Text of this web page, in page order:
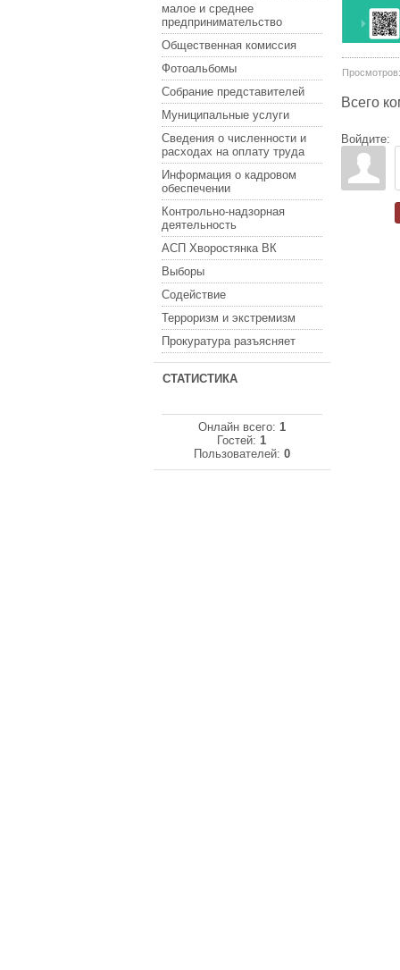
малое и среднее
предпринимательство
Общественная комиссия
Фотоальбомы
Собрание представителей
Муниципальные услуги
Сведения о численности и
расходах на оплату труда
Информация о кадровом
обеспечении
Контрольно-надзорная
деятельность
АСП Хворостянка ВК
Выборы
Содействие
Терроризм и экстремизм
Прокуратура разъясняет
СТАТИСТИКА
Онлайн всего: 1
Гостей:1
Пользователей: 0
Просмотров:
Всего
Войдите: